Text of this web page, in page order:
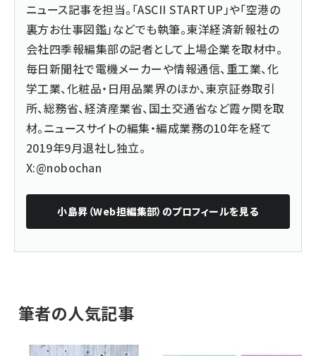
ニュース記事を担当。「ASCII STARTUP」や「空港の
裏方お仕事図鑑」などでも執筆。東洋経済新報社の
会社四季報編集部の記者として上場企業を取材中。
毎日新聞社で電機メーカーや情報通信、重工業、化
学工業、化粧品・日用品業界のほか、東京証券取引
所、総務省、経済産業省、国土交通省など霞ヶ関を取
材。ニュースサイトの編集・編成業務の10年を経て
2019年9月退社し独立。
X:@nobochan
小島昇（Web担編集部） のプロフィールを見る
筆者の人気記事